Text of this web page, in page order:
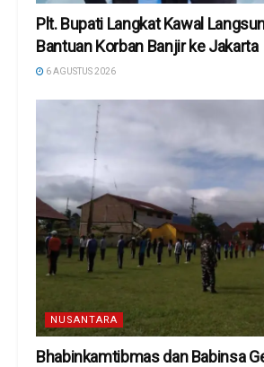
Plt. Bupati Langkat Kawal
Bantuan Korban Banjir ke Jakarta
6 AGUSTUS 2026
NUSANTARA
Bhabinkamtibmas dan Babinsa